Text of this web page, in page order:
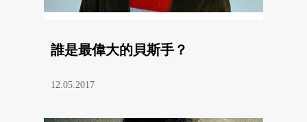
誰是最偉大的貝斯手？
12.05.2017